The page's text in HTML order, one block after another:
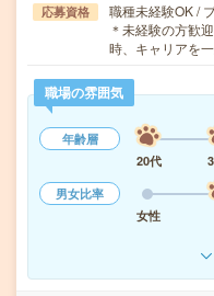
応募資格
職種未経験OK /
＊未経験の方歓
時、キャリアを
職場の雰囲気
年齢層
20代
男女比率
女性